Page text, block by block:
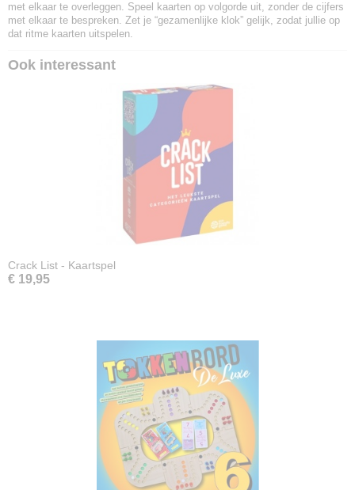
met elkaar te overleggen. Speel kaarten op volgorde uit, zonder de cijfers
met elkaar te bespreken. Zet je “gezamenlijke klok” gelijk, zodat jullie op
dat ritme kaarten uitspelen.
Ook interessant
Crack List - Kaartspel
€ 19,95